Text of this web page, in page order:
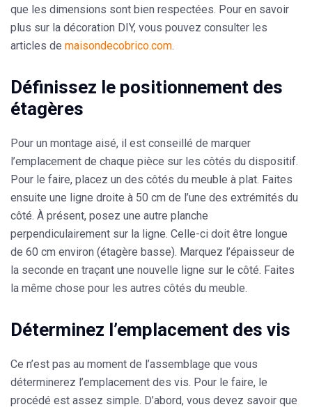
que les dimensions sont bien respectées. Pour en savoir
plus sur la décoration DIY, vous pouvez consulter les
articles de maisondecobrico.com.
Définissez le positionnement des
étagères
Pour un montage aisé, il est conseillé de marquer
l’emplacement de chaque pièce sur les côtés du dispositif.
Pour le faire, placez un des côtés du meuble à plat. Faites
ensuite une ligne droite à 50 cm de l’une des extrémités du
côté. À présent, posez une autre planche
perpendiculairement sur la ligne. Celle-ci doit être longue
de 60 cm environ (étagère basse). Marquez l’épaisseur de
la seconde en traçant une nouvelle ligne sur le côté. Faites
la même chose pour les autres côtés du meuble.
Déterminez l’emplacement des vis
Ce n’est pas au moment de l’assemblage que vous
déterminerez l’emplacement des vis. Pour le faire, le
procédé est assez simple. D’abord, vous devez savoir que